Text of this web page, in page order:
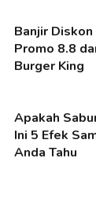
Banjir
Promo 8.8
Burger King
Apakah
Ini 5 Efek
Anda Tahu